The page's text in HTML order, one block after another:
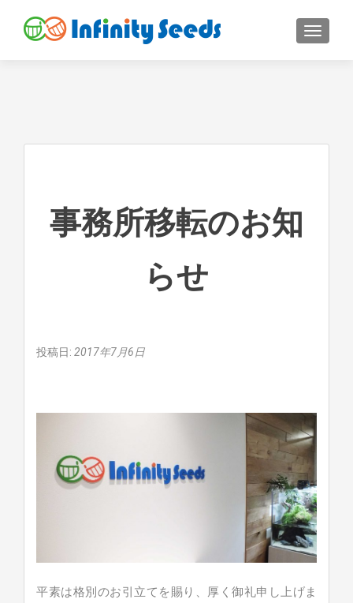
ナビゲ
事務所移転のお知
らせ
投稿日: 2017年7月6日
平素は格別のお引立てを賜り、厚く御礼申し上げま